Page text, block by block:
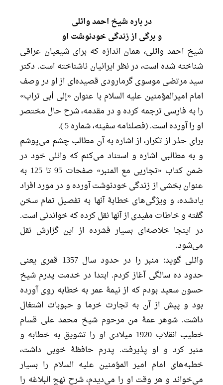
در باره شیخ احمد وائلی
و برگی از زندگی خودنوشت او
شیخ احمد وائلی، همان اندازه که برای شیعیان عراقی
شناخته شده است، در نظر ایرانیان ناشناخته است. دکتر
سید مرتضی موسوی گرمارودی قصیده‌ای از او در وصف
امام امیرالمؤمنین علیه السلام با عنوان «إلی أبی تراب»
را به فارسی ترجمه کرده و در مقدمه، شرح حال مختصر
او را آورده است. (فصلنامه سفینه، شماره 5 ).
برای حذر از تکرار، از اشاره به آن مطالب چشم می‌پوشم
و به مطالبی اشاره و استناد می‌کنم که وائلی خود در
ضمن کتاب «تجاربی مع المنبر» صفحات 95 تا 125 به
عنوان بخشی از زندگی خودنوشت آورده و در مورد افراد
یادشده، و ویژگی‌های خطابۀ آنها به تفصیل تمام سخن
گفته و خاطات مفیدی از آنها نقل کرده که خواندنی است.
در اینجا خلاصه‌ای بسیار فشرده از این گزارش نقل
می‌شود.
وائلی گوید: منبر را در حدود سال 1357 قمری یعنی
حدود ده سالگی آغاز کردم. ابتدا در خدمت پدرم شیخ
حسون سعید بودم که از نیمۀ عمر به خطابه روی آورده
بود و پیش از آن به تجارت خرما و حبوبات اشتغال
داشت. شوهر عمۀ من مرحوم شیخ محمد علی قسام
خطیب انقلاب 1920 میلادی او را تشویق به خطابه و
منبر کرد و او پذیرفت. پدرم حافظۀ خوبی داشت،
خطبه‌های امام امیر المؤمنین علیه السلام را بسیار
می‌خواند و هر وقت او را می‌دیدم، شرح نهج البلاغه را